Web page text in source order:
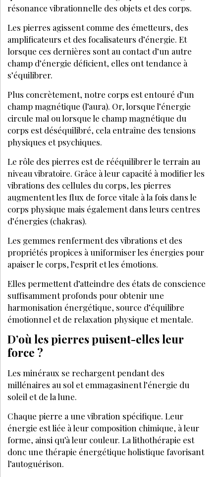
résonance vibrationnelle des objets et des corps.
Les pierres agissent comme des émetteurs, des
amplificateurs et des focalisateurs d’énergie. Et
lorsque ces dernières sont au contact d’un autre
champ d’énergie déficient, elles ont tendance à
s’équilibrer.
Plus concrètement, notre corps est entouré d’un
champ magnétique (l’aura). Or, lorsque l’énergie
circule mal ou lorsque le champ magnétique du
corps est déséquilibré, cela entraîne des tensions
physiques et psychiques.
Le rôle des pierres est de rééquilibrer le terrain au
niveau vibratoire. Grâce à leur capacité à modifier les
vibrations des cellules du corps, les pierres
augmentent les flux de force vitale à la fois dans le
corps physique mais également dans leurs centres
d’énergies (chakras).
Les gemmes renferment des vibrations et des
propriétés propices à uniformiser les énergies pour
apaiser le corps, l’esprit et les émotions.
Elles permettent d’atteindre des états de conscience
suffisamment profonds pour obtenir une
harmonisation énergétique, source d’équilibre
émotionnel et de relaxation physique et mentale.
D’où les pierres puisent-elles leur
force ?
Les minéraux se rechargent pendant des
millénaires au sol et emmagasinent l’énergie du
soleil et de la lune.
Chaque pierre a une vibration spécifique. Leur
énergie est liée à leur composition chimique, à leur
forme, ainsi qu’à leur couleur. La lithothérapie est
donc une thérapie énergétique holistique favorisant
l’autoguérison.